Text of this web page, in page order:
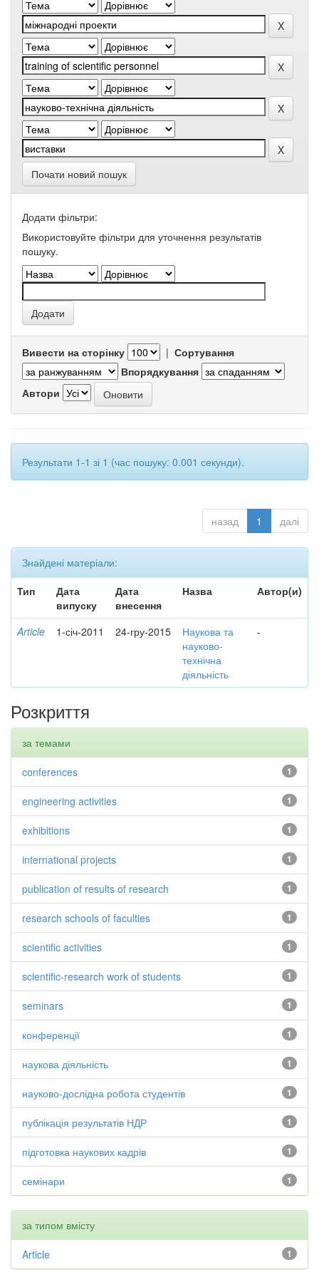
Почати новий пошук
Додати фільтри:
Використовуйте фільтри для уточнення результатів
пошуку.
Вивести на сторінку | Сортування
Впорядкування
Автори
Результати 1-1 зі 1 (час пошуку: 0.001 секунди).
назад 1 далі
Знайдені матеріали:
Тип
Дата
випуску
Дата
внесення
Назва Автор(и)
Article 1-січ-2011 24-гру-2015
Наукова та
науково-
технічна
діяльність
-
Розкриття
за темами
1
conferences
1
engineering activities
1
exhibitions
1
international projects
1
publication of results of research
1
research schools of faculties
1
scientific activities
1
scientific-research work of students
1
seminars
1
конференції
1
наукова діяльність
1
науково-дослідна робота студентів
1
публікація результатів НДР
1
підготовка наукових кадрів
1
семінари
за типом вмісту
1
Article